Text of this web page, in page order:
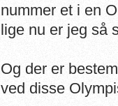
nummer et i en
lige nu er jeg så
Og der er
ved disse